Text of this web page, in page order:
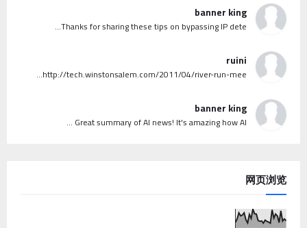
banner king
Thanks for sharing these tips on bypassing IP dete...
ruini
http://tech.winstonsalem.com/2011/04/river-run-mee...
banner king
Great summary of AI news! It's amazing how AI ...
网页浏览